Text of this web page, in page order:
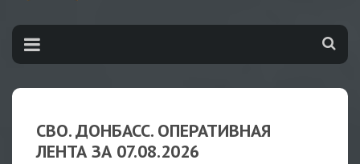
СВО. ДОНБАСС. ОПЕРАТИВНАЯ
ЛЕНТА ЗА 07.08.2026